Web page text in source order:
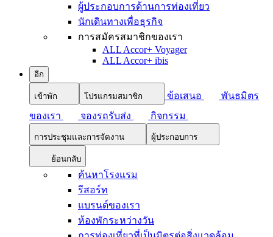
ผู้ประกอบการด้านการท่องเที่ยว
นักเดินทางเพื่อธุรกิจ
การสมัครสมาชิกของเรา
ALL Accor+ Voyager
ALL Accor+ ibis
อีก
เข้าพัก โปรแกรมสมาชิก ข้อเสนอ
พันธมิตร
ของเรา
จองรถรับส่ง กิจกรรม
การประชุมและการจัดงาน ผู้ประกอบการ
ย้อนกลับ
ค้นหาโรงแรม
รีสอร์ท
แบรนด์ของเรา
ห้องพักระหว่างวัน